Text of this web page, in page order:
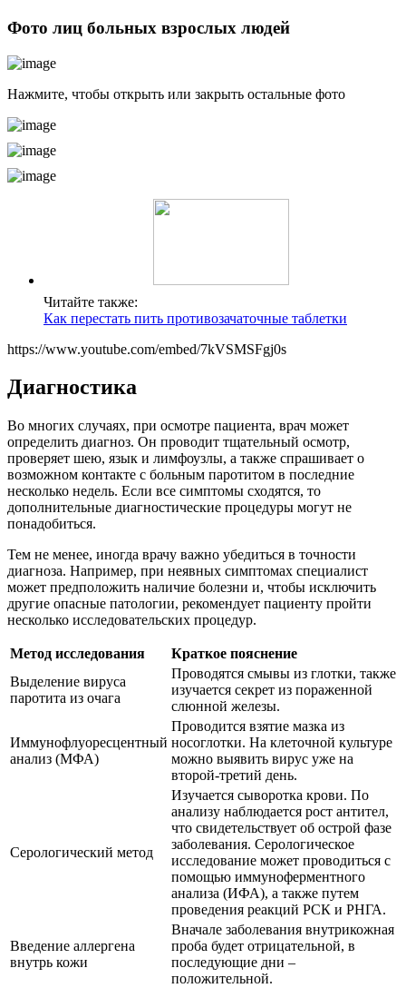
Фото лиц больных взрослых людей
Нажмите, чтобы открыть или закрыть остальные фото
Читайте также:
Как перестать пить противозачаточные таблетки
https://www.youtube.com/embed/7kVSMSFgj0s
Диагностика
Во многих случаях, при осмотре пациента, врач может
определить диагноз. Он проводит тщательный осмотр,
проверяет шею, язык и лимфоузлы, а также спрашивает о
возможном контакте с больным паротитом в последние
несколько недель. Если все симптомы сходятся, то
дополнительные диагностические процедуры могут не
понадобиться.
Тем не менее, иногда врачу важно убедиться в точности
диагноза. Например, при неявных симптомах специалист
может предположить наличие болезни и, чтобы исключить
другие опасные патологии, рекомендует пациенту пройти
несколько исследовательских процедур.
Метод исследования
Краткое пояснение
Выделение вируса
паротита из очага
Проводятся смывы из глотки, также
изучается секрет из пораженной
слюнной железы.
Иммунофлуоресцентный
анализ (МФА)
Проводится взятие мазка из
носоглотки. На клеточной культуре
можно выявить вирус уже на
второй-третий день.
Серологический метод
Изучается сыворотка крови. По
анализу наблюдается рост антител,
что свидетельствует об острой фазе
заболевания. Серологическое
исследование может проводиться с
помощью иммуноферментного
анализа (ИФА), а также путем
проведения реакций РСК и РНГА.
Введение аллергена
внутрь кожи
Вначале заболевания внутрикожная
проба будет отрицательной, в
последующие дни –
положительной.